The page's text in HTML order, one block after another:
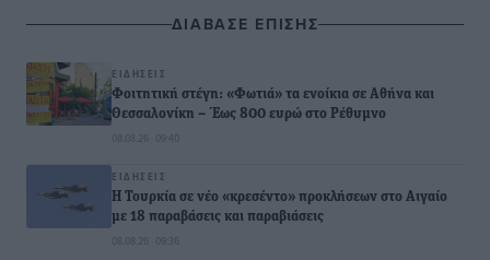
ΔΙΑΒΑΣΕ ΕΠΙΣΗΣ
ΕΙΔΉΣΕΙΣ
Φοιτητική στέγη: «Φωτιά» τα ενοίκια σε Αθήνα και
Θεσσαλονίκη – Έως 800 ευρώ στο Ρέθυμνο
08.08.26 · 09:40
ΕΙΔΉΣΕΙΣ
Η Τουρκία σε νέο «κρεσέντο» προκλήσεων στο Αιγαίο
με 18 παραβάσεις και παραβιάσεις
08.08.26 · 09:36